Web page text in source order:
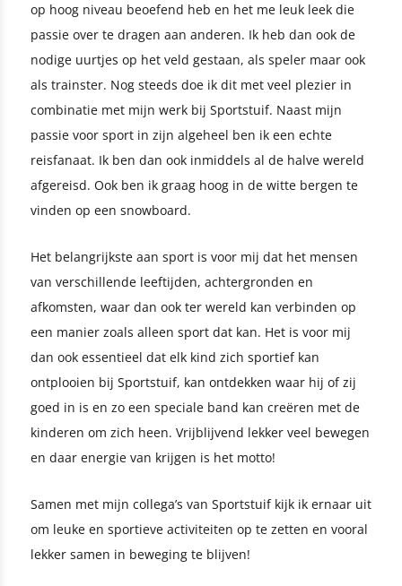
op hoog niveau beoefend heb en het me leuk leek die
passie over te dragen aan anderen. Ik heb dan ook de
nodige uurtjes op het veld gestaan, als speler maar ook
als trainster. Nog steeds doe ik dit met veel plezier in
combinatie met mijn werk bij Sportstuif. Naast mijn
passie voor sport in zijn algeheel ben ik een echte
reisfanaat. Ik ben dan ook inmiddels al de halve wereld
afgereisd. Ook ben ik graag hoog in de witte bergen te
vinden op een snowboard.
Het belangrijkste aan sport is voor mij dat het mensen
van verschillende leeftijden, achtergronden en
afkomsten, waar dan ook ter wereld kan verbinden op
een manier zoals alleen sport dat kan. Het is voor mij
dan ook essentieel dat elk kind zich sportief kan
ontplooien bij Sportstuif, kan ontdekken waar hij of zij
goed in is en zo een speciale band kan creëren met de
kinderen om zich heen. Vrijblijvend lekker veel bewegen
en daar energie van krijgen is het motto!
Samen met mijn collega’s van Sportstuif kijk ik ernaar uit
om leuke en sportieve activiteiten op te zetten en vooral
lekker samen in beweging te blijven!